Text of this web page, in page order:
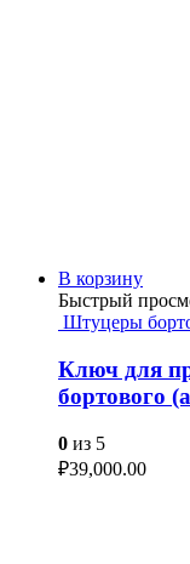
В корзину
Быстрый
Штуцеры
Ключ для
бортового
0 из 5
₽39,000.00